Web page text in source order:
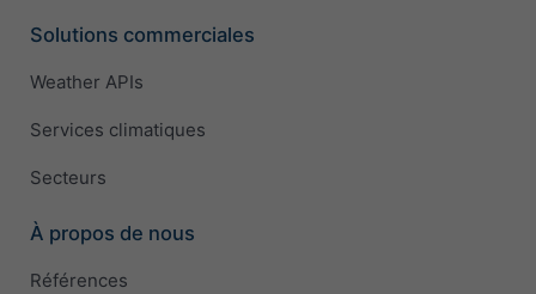
Solutions commerciales
Weather APIs
Services climatiques
Secteurs
À propos de nous
Références